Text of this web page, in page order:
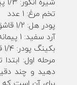
تخم مرغ: 1 عدد
پودر هل: 1/2 قاشق چای خوری
آرد سفید: 1 پیمانه
بکینگ پودر: 1/4 قاشق چای خوری
مرحله اول: ابتدا
دهید و چند